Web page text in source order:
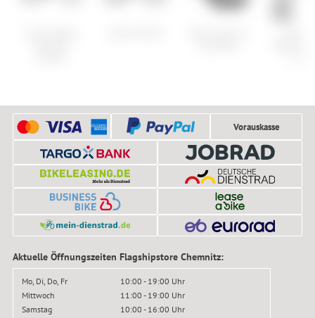
Vorauskasse
Aktuelle Öffnungszeiten Flagshipstore Chemnitz:
Mo, Di, Do, Fr
10:00 - 19:00 Uhr
Mittwoch
11:00 - 19:00 Uhr
Samstag
10:00 - 16:00 Uhr